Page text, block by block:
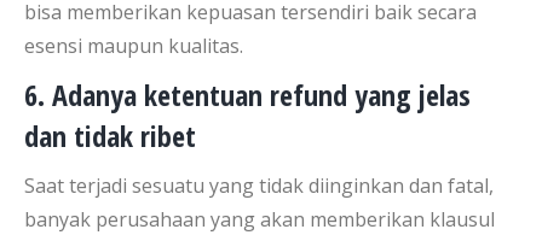
bisa memberikan kepuasan tersendiri baik secara
esensi maupun kualitas.
6. Adanya ketentuan refund yang jelas
dan tidak ribet
Saat terjadi sesuatu yang tidak diinginkan dan fatal,
banyak perusahaan yang akan memberikan klausul